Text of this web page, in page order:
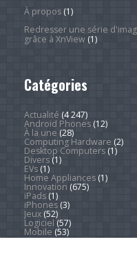
À propos(1)
Redresser une série
grâce à XnView(1)
Catégories
Actualité (4 247)
Android Phones(12)
À la une (28)
Computing Hardware (2)
Desktop Computers(1)
Divers(1)
EVs(1)
Home Appliances(1)
Innovation (675)
iPads(1)
iPhones(3)
Jeux(52)
Logiciel (57)
Mobile (53)
Movies(2)